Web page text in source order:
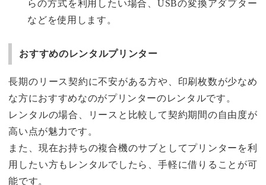
らの方式を利用したい場合、USBの変換アダプター
などを使用します。
おすすめのレンタルプリンター
長期のリース契約に不安がある方や、印刷枚数が少なめ
な方におすすめなのがプリンターのレンタルです。
レンタルの場合、リースと比較して契約期間の自由度が
高い点が魅力です。
また、現在お持ちの複合機のサブとしてプリンターを利
用したい方もレンタルでしたら、手軽に借りることが可
能です。